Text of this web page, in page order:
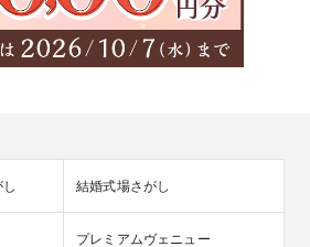
結婚式場さがし
プレミアムヴェニュー